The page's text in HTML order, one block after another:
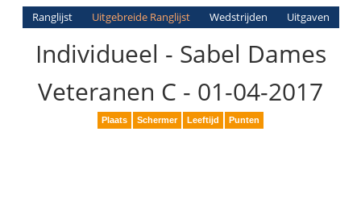
Ranglijst Uitgebreide Ranglijst Wedstrijden Uitgaven
Individueel - Sabel Dames
Veteranen C - 01-04-2017
Plaats Schermer Leeftijd Punten